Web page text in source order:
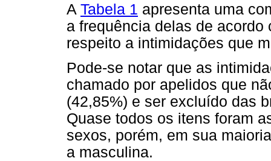
A Tabela 1 apresenta uma
a frequência delas de
respeito a intimidações que
Pode-se notar que as
chamado por apelidos que
(42,85%) e ser excluído das
Quase todos os itens foram
sexos, porém, em sua
a masculina.